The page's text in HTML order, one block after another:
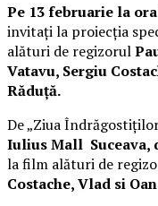
Pe 13 februarie la
invitați la proiecția
alături de regizorul
Vatavu, Sergiu
Răduță.
De „Ziua
Iulius Mall Suceava,
la film alături de
Costache, Vlad si